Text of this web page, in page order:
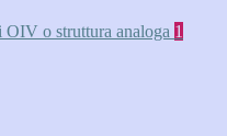
OIV o struttura analoga 1